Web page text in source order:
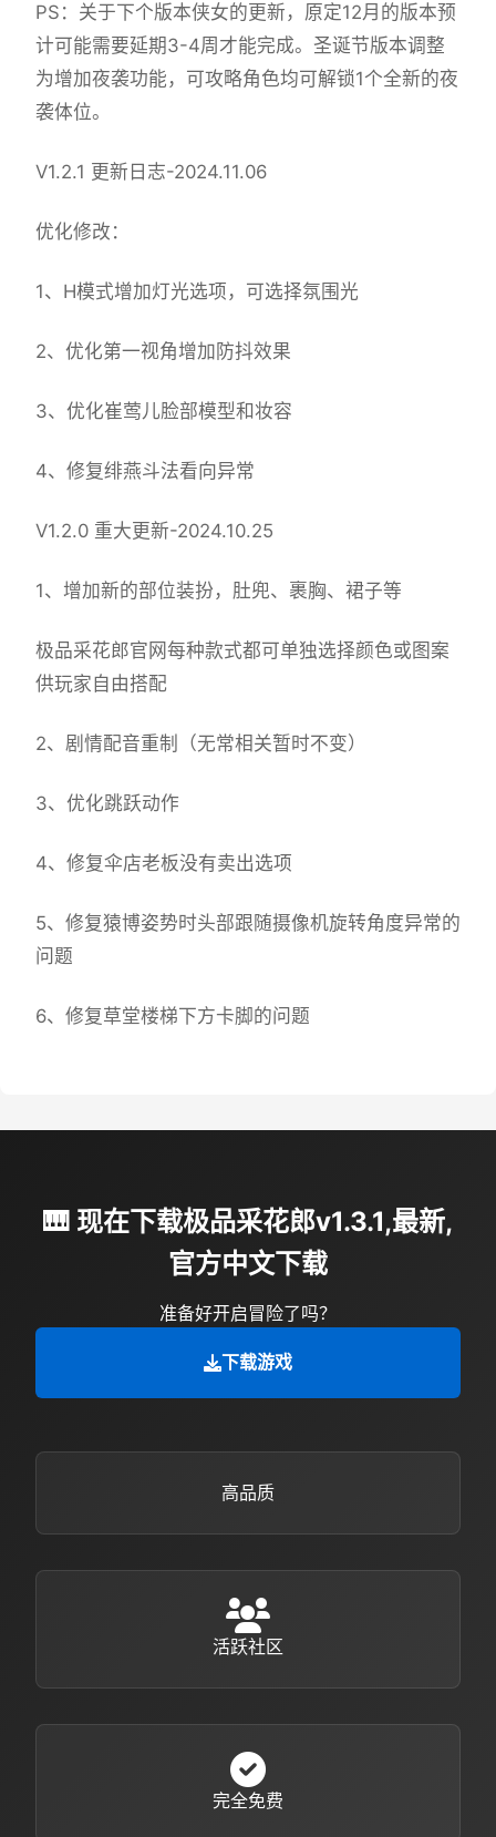
PS：关于下个版本侠女的更新，原定12月的版本预
计可能需要延期3-4周才能完成。圣诞节版本调整
为增加夜袭功能，可攻略角色均可解锁1个全新的夜
袭体位。
V1.2.1 更新日志-2024.11.06
优化修改：
1、H模式增加灯光选项，可选择氛围光
2、优化第一视角增加防抖效果
3、优化崔莺儿脸部模型和妆容
4、修复绯燕斗法看向异常
V1.2.0 重大更新-2024.10.25
1、增加新的部位装扮，肚兜、裹胸、裙子等
极品采花郎官网每种款式都可单独选择颜色或图案
供玩家自由搭配
2、剧情配音重制（无常相关暂时不变）
3、优化跳跃动作
4、修复伞店老板没有卖出选项
5、修复猿博姿势时头部跟随摄像机旋转角度异常的
问题
6、修复草堂楼梯下方卡脚的问题
🎹 现在下载极品采花郎v1.3.1,最新,
官方中文下载
准备好开启冒险了吗？
下载游戏
高品质
活跃社区
完全免费